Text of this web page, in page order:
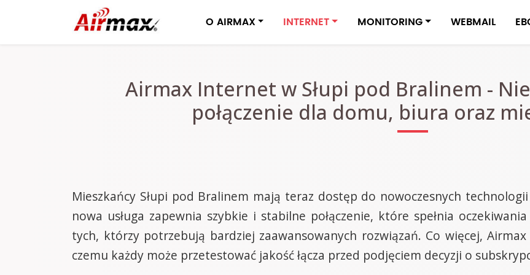
O AIRMAX INTERNET MONITORING WEBMAIL
Airmax Internet w Słupi pod Bralinem -
połączenie dla domu, biura oraz
Mieszkańcy Słupi pod Bralinem mają teraz dostęp do nowoczesnych
nowa usługa zapewnia szybkie i stabilne połączenie, które spełnia
tych, którzy potrzebują bardziej zaawansowanych rozwiązań. Co więcej,
czemu każdy może przetestować jakość łącza przed podjęciem decyzji o